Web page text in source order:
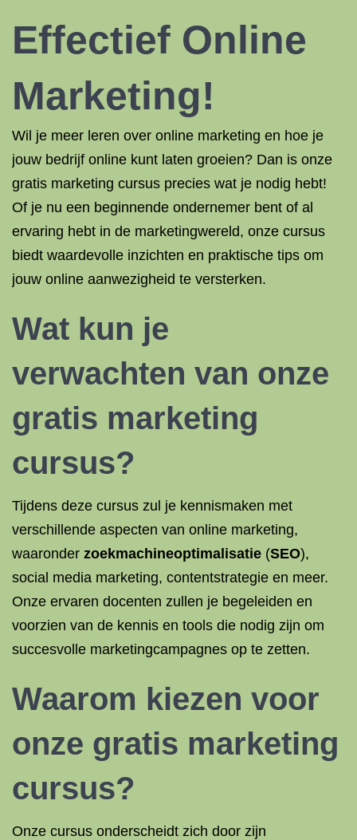
Effectief Online
Marketing!
Wil je meer leren over online marketing en hoe je
jouw bedrijf online kunt laten groeien? Dan is onze
gratis marketing cursus precies wat je nodig hebt!
Of je nu een beginnende ondernemer bent of al
ervaring hebt in de marketingwereld, onze cursus
biedt waardevolle inzichten en praktische tips om
jouw online aanwezigheid te versterken.
Wat kun je
verwachten van onze
gratis marketing
cursus?
Tijdens deze cursus zul je kennismaken met
verschillende aspecten van online marketing,
waaronder zoekmachineoptimalisatie (SEO),
social media marketing, contentstrategie en meer.
Onze ervaren docenten zullen je begeleiden en
voorzien van de kennis en tools die nodig zijn om
succesvolle marketingcampagnes op te zetten.
Waarom kiezen voor
onze gratis marketing
cursus?
Onze cursus onderscheidt zich door zijn